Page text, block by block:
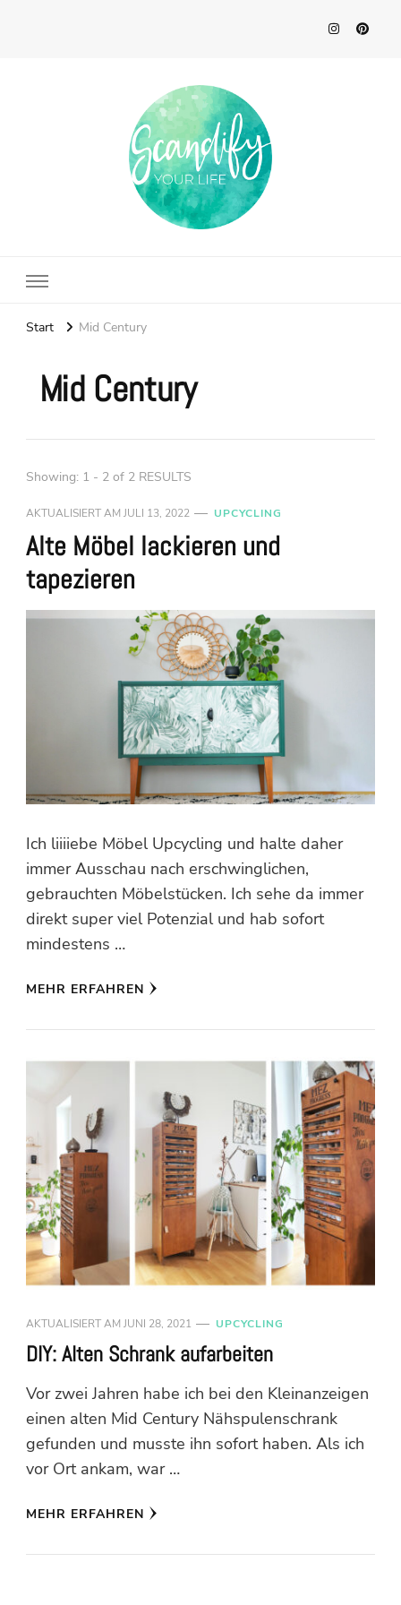
Start Mid Century
Mid Century
Showing: 1 - 2 of 2 RESULTS
AKTUALISIERT AM JULI 13, 2022 UPCYCLING
Alte Möbel lackieren und
tapezieren
Ich liiiiebe Möbel Upcycling und halte daher
immer Ausschau nach erschwinglichen,
gebrauchten Möbelstücken. Ich sehe da immer
direkt super viel Potenzial und hab sofort
mindestens …
MEHR ERFAHREN
AKTUALISIERT AM JUNI 28, 2021 UPCYCLING
DIY: Alten Schrank aufarbeiten
Vor zwei Jahren habe ich bei den Kleinanzeigen
einen alten Mid Century Nähspulenschrank
gefunden und musste ihn sofort haben. Als ich
vor Ort ankam, war …
MEHR ERFAHREN